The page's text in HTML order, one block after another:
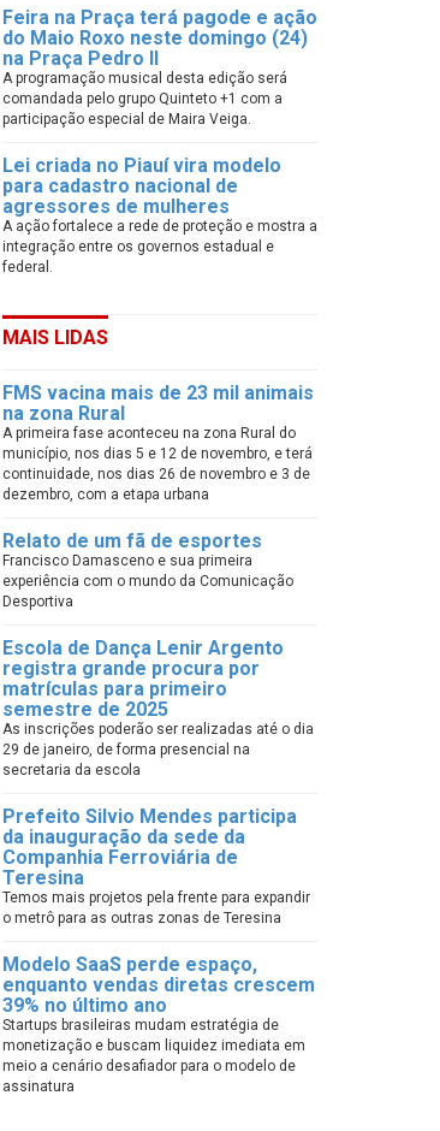
Feira na Praça terá pagode e ação
do Maio Roxo neste domingo (24)
na Praça Pedro II
A programação musical desta edição será
comandada pelo grupo Quinteto +1 com a
participação especial de Maira Veiga.
Lei criada no Piauí vira modelo
para cadastro nacional de
agressores de mulheres
A ação fortalece a rede de proteção e mostra a
integração entre os governos estadual e
federal.
MAIS LIDAS
FMS vacina mais de 23 mil animais
na zona Rural
A primeira fase aconteceu na zona Rural do
município, nos dias 5 e 12 de novembro, e terá
continuidade, nos dias 26 de novembro e 3 de
dezembro, com a etapa urbana
Relato de um fã de esportes
Francisco Damasceno e sua primeira
experiência com o mundo da Comunicação
Desportiva
Escola de Dança Lenir Argento
registra grande procura por
matrículas para primeiro
semestre de 2025
As inscrições poderão ser realizadas até o dia
29 de janeiro, de forma presencial na
secretaria da escola
Prefeito Silvio Mendes participa
da inauguração da sede da
Companhia Ferroviária de
Teresina
Temos mais projetos pela frente para expandir
o metrô para as outras zonas de Teresina
Modelo SaaS perde espaço,
enquanto vendas diretas crescem
39% no último ano
Startups brasileiras mudam estratégia de
monetização e buscam liquidez imediata em
meio a cenário desafiador para o modelo de
assinatura